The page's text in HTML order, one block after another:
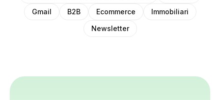
Gmail
B2B Ecommerce
Immobiliari
Newsletter